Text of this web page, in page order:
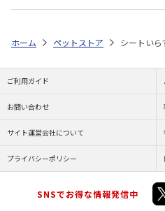
ホーム ペットストア シートい
ご利用ガイド
お問い合わせ
サイト運営会社について
プライバシーポリシー
SNSでお得な情報発信中